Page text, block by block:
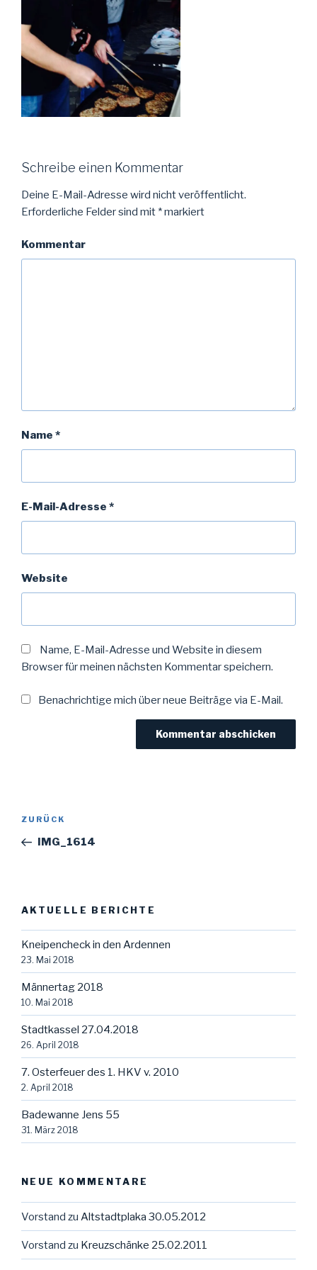
Schreibe einen Kommentar
Deine E-Mail-Adresse wird nicht veröffentlicht.
Erforderliche Felder sind mit *markiert
Kommentar
Name *
E-Mail-Adresse *
Website
Name, E-Mail-Adresse und Website in diesem
Browser für meinen nächsten Kommentar speichern.
Benachrichtige mich über neue Beiträge via E-Mail.
Beitragsnavigation
Vorheriger
Beitrag
ZURÜCK
IMG_1614
AKTUELLE BERICHTE
Kneipencheck in den Ardennen
23. Mai 2018
Männertag 2018
10. Mai 2018
Stadtkassel 27.04.2018
26. April 2018
7. Osterfeuer des 1. HKV v. 2010
2. April 2018
Badewanne Jens 55
31. März 2018
NEUE KOMMENTARE
Vorstand zu Altstadtplaka 30.05.2012
Vorstand zu Kreuzschänke 25.02.2011